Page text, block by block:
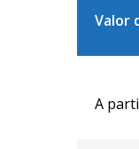
Valor
A